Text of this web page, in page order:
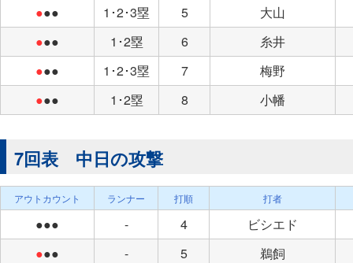
●●● 1･2･3塁 5
大山
●●● 1･2塁 6
糸井
●●● 1･2･3塁 7
梅野
●●● 1･2塁 8 小幡
7回表 中日の攻撃
アウトカウント ランナー 打順 打者
●●● - 4
ビシエド
●●● - 5
鵜飼